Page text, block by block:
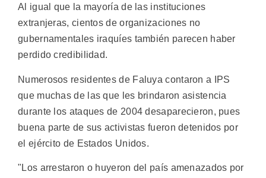
Al igual que la mayoría de las instituciones
extranjeras, cientos de organizaciones no
gubernamentales iraquíes también parecen haber
perdido credibilidad.
Numerosos residentes de Faluya contaron a IPS
que muchas de las que les brindaron asistencia
durante los ataques de 2004 desaparecieron, pues
buena parte de sus activistas fueron detenidos por
el ejército de Estados Unidos.
"Los arrestaron o huyeron del país amenazados por